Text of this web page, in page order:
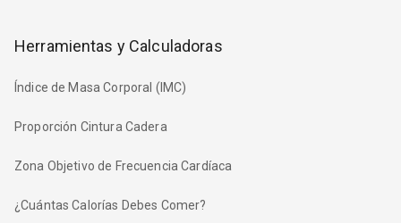
Herramientas y Calculadoras
Índice de Masa Corporal (IMC)
Proporción Cintura Cadera
Zona Objetivo de Frecuencia Cardíaca
¿Cuántas Calorías Debes Comer?